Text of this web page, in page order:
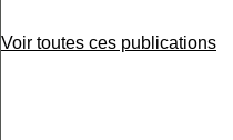
Voir toutes ces publications